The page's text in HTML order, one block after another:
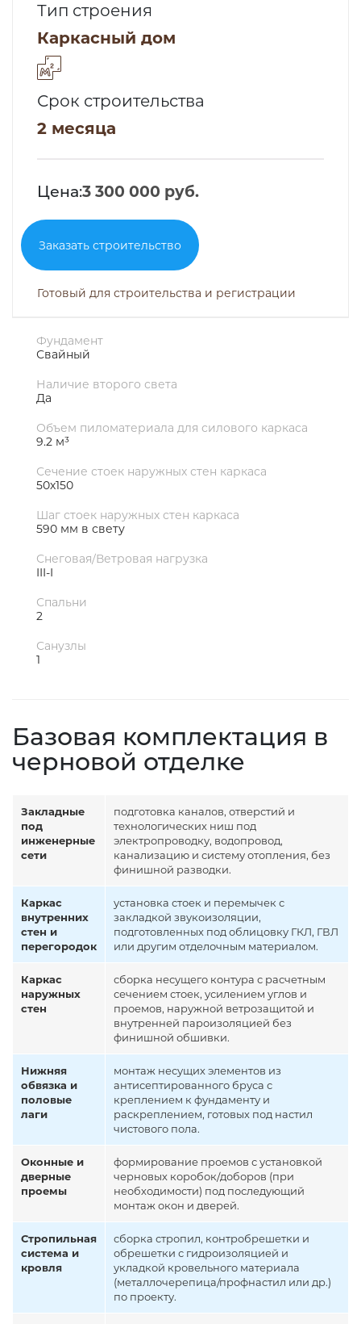
Тип строения
Каркасный дом
Срок строительства
2 месяца
Цена:3 300 000 руб.
Заказать строительство
Готовый для строительства и регистрации
Фундамент
Свайный
Наличие второго света
Да
Объем пиломатериала для силового каркаса
9.2 м³
Сечение стоек наружных стен каркаса
50х150
Шаг стоек наружных стен каркаса
590 мм в свету
Снеговая/Ветровая нагрузка
III-I
Спальни
2
Санузлы
1
Базовая комплектация в
черновой отделке
Закладные
под
инженерные
сети
подготовка каналов, отверстий и
технологических ниш под
электропроводку, водопровод,
канализацию и систему отопления, без
финишной разводки.
Каркас
внутренних
стен и
перегородок
установка стоек и перемычек с
закладкой звукоизоляции,
подготовленных под облицовку ГКЛ, ГВЛ
или другим отделочным материалом.
Каркас
наружных
стен
сборка несущего контура с расчетным
сечением стоек, усилением углов и
проемов, наружной ветрозащитой и
внутренней пароизоляцией без
финишной обшивки.
Нижняя
обвязка и
половые
лаги
монтаж несущих элементов из
антисептированного бруса с
креплением к фундаменту и
раскреплением, готовых под настил
чистового пола.
Оконные и
дверные
проемы
формирование проемов с установкой
черновых коробок/доборов (при
необходимости) под последующий
монтаж окон и дверей.
Стропильная
система и
кровля
сборка стропил, контробрешетки и
обрешетки с гидроизоляцией и
укладкой кровельного материала
(металлочерепица/профнастил или др.)
по проекту.